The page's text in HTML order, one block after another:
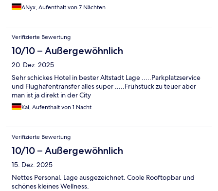
ANyx, Aufenthalt von 7 Nächten
Verifizierte Bewertung
10/10 – Außergewöhnlich
20. Dez. 2025
Sehr schickes Hotel in bester Altstadt Lage .....Parkplatzservice
und Flughafentransfer alles super .....Frühstück zu teuer aber
man ist ja direkt in der City
Kai, Aufenthalt von 1 Nacht
Verifizierte Bewertung
10/10 – Außergewöhnlich
15. Dez. 2025
Nettes Personal. Lage ausgezeichnet. Coole Rooftopbar und
schönes kleines Wellness.